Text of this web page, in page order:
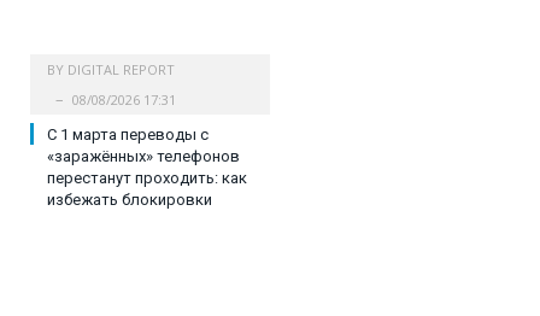
BY DIGITAL REPORT
08/08/2026 17:31
С 1 марта переводы с
«заражённых» телефонов
перестанут проходить: как
избежать блокировки